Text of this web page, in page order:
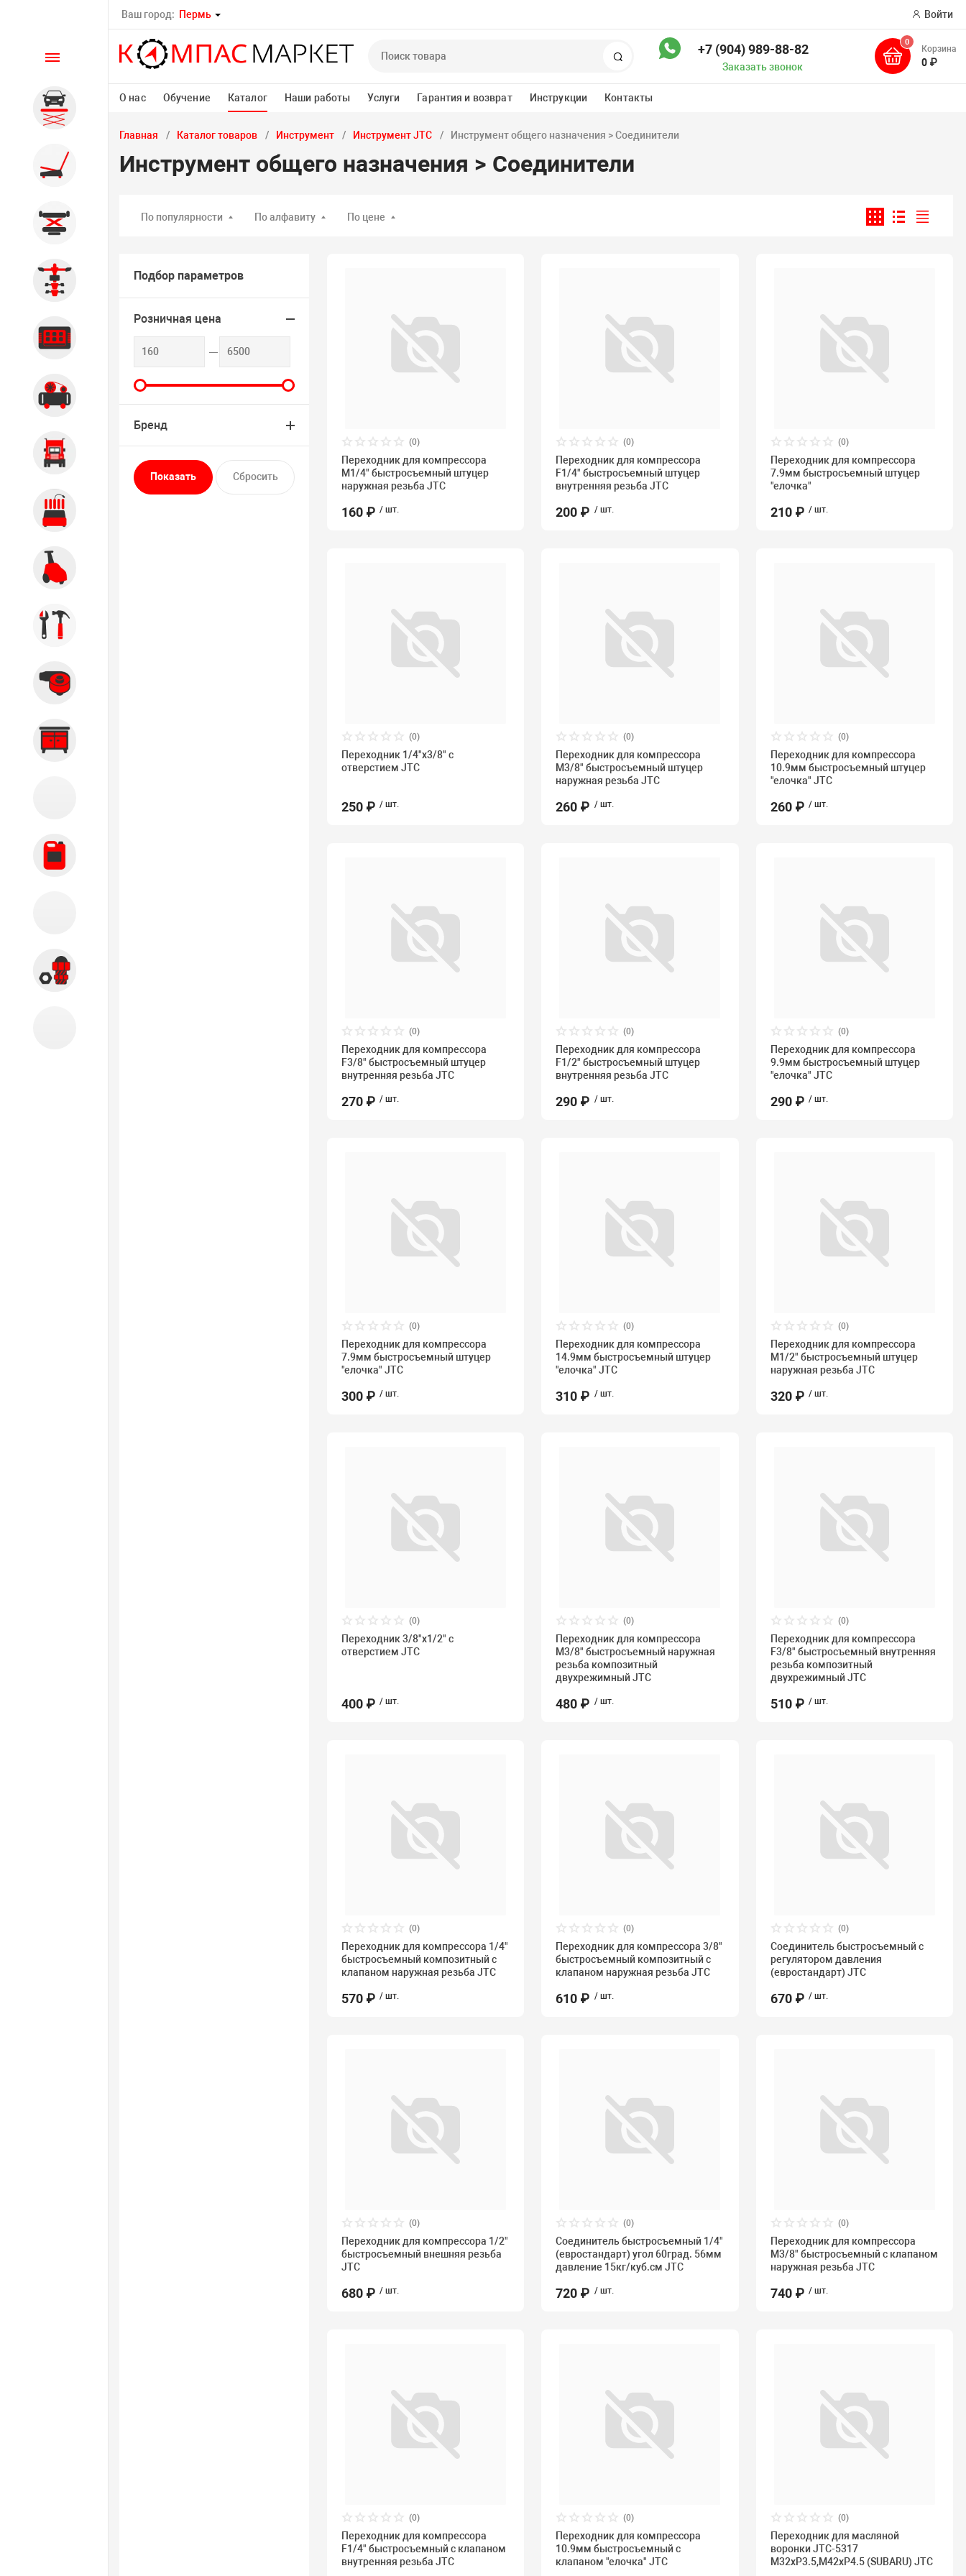
Ваш город: Пермь Войти
Поиск +7 (904) 989-88-82
Заказать звонок
0
Корзина
0 ₽
О нас Обучение Каталог Наши работы Услуги Гарантия и возврат Инструкции Контакты
Каталог
Автомобильные подъемники
Шиномонтажное
оборудование
Общегаражное
Стенды сход-развал
Диагностика
Компрессорное оборудование
Главная Каталог товаров Инструмент Инструмент JTC Инструмент общего назначения > Соединители
Инструмент общего назначения > Соединители
По популярности По алфавиту По цене
Подбор параметров
Розничная цена
Бренд
(0)
Переходник для компрессора
M1/4" быстросъемный штуцер
наружная резьба JTC
160 ₽ / шт.
(0)
Переходник для компрессора
F1/4" быстросъемный штуцер
внутренняя резьба JTC
200 ₽ / шт.
(0)
Переходник для компрессора
7.9мм быстросъемный штуцер
"елочка"
210 ₽ / шт.
(0)
Переходник 1/4"х3/8" с
отверстием JTC
250 ₽ / шт.
(0)
Переходник для компрессора
M3/8" быстросъемный штуцер
наружная резьба JTC
260 ₽ / шт.
(0)
Переходник для компрессора
10.9мм быстросъемный штуцер
"елочка" JTC
260 ₽ / шт.
(0)
Переходник для компрессора
F3/8" быстросъемный штуцер
внутренняя резьба JTC
270 ₽ / шт.
(0)
Переходник для компрессора
F1/2" быстросъемный штуцер
внутренняя резьба JTC
290 ₽ / шт.
(0)
Переходник для компрессора
9.9мм быстросъемный штуцер
"елочка" JTC
290 ₽ / шт.
(0)
Переходник для компрессора
7.9мм быстросъемный штуцер
"елочка" JTC
300 ₽ / шт.
(0)
Переходник для компрессора
14.9мм быстросъемный штуцер
"елочка" JTC
310 ₽ / шт.
(0)
Переходник для компрессора
M1/2" быстросъемный штуцер
наружная резьба JTC
320 ₽ / шт.
(0)
Переходник 3/8"х1/2" с
отверстием JTC
400 ₽ / шт.
(0)
Переходник для компрессора
M3/8" быстросъемный наружная
резьба композитный
двухрежимный JTC
480 ₽ / шт.
(0)
Переходник для компрессора
F3/8" быстросъемный внутренняя
резьба композитный
двухрежимный JTC
510 ₽ / шт.
(0)
Переходник для компрессора 1/4"
быстросъемный композитный с
клапаном наружная резьба JTC
570 ₽ / шт.
(0)
Переходник для компрессора 3/8"
быстросъемный композитный с
клапаном наружная резьба JTC
610 ₽ / шт.
(0)
Соединитель быстросъемный с
регулятором давления
(евростандарт) JTC
670 ₽ / шт.
(0)
Переходник для компрессора 1/2"
быстросъемный внешняя резьба
JTC
680 ₽ / шт.
(0)
Соединитель быстросъемный 1/4"
(евростандарт) угол 60град. 56мм
давление 15кг/куб.см JTC
720 ₽ / шт.
(0)
Переходник для компрессора
M3/8" быстросъемный с клапаном
наружная резьба JTC
740 ₽ / шт.
(0)
Переходник для компрессора
F1/4" быстросъемный с клапаном
внутренняя резьба JTC
(0)
Переходник для компрессора
10.9мм быстросъемный с
клапаном "елочка" JTC
(0)
Переходник для масляной
воронки JTC-5317
M32хP3.5,M42хP4.5 (SUBARU) JTC